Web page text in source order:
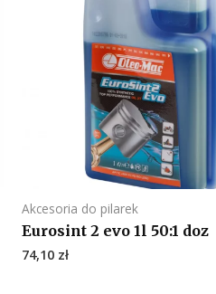
Akcesoria do pilarek
Eurosint 2 evo 1l 50:1 doz
74,10 zł